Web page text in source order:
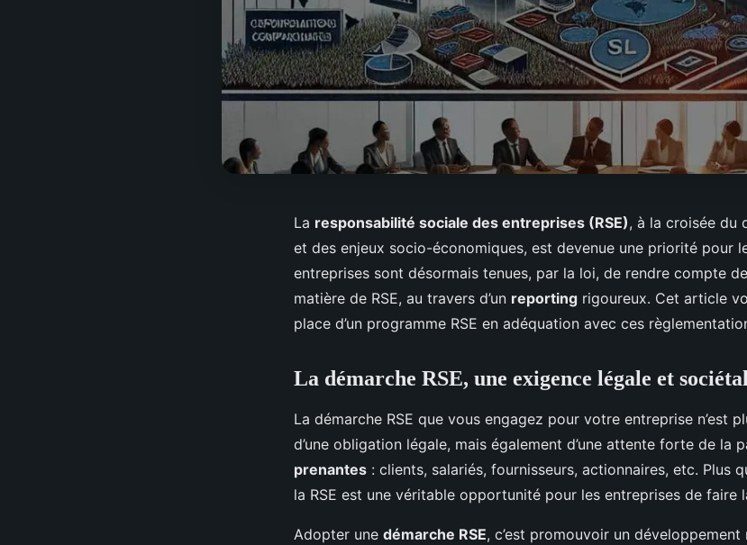
La responsabilité sociale des entreprises (RSE), à la croisée du
et des enjeux socio-économiques, est devenue une priorité pour
entreprises sont désormais tenues, par la loi, de rendre compte
matière de RSE, au travers d’un reporting rigoureux. Cet article
place d’un programme RSE en adéquation avec ces
La démarche RSE, une exigence légale et
La démarche RSE que vous engagez pour votre entreprise n’est
d’une obligation légale, mais également d’une attente forte de la
prenantes : clients, salariés, fournisseurs, actionnaires, etc. Plus
la RSE est une véritable opportunité pour les entreprises de faire
Adopter une démarche RSE, c’est promouvoir un